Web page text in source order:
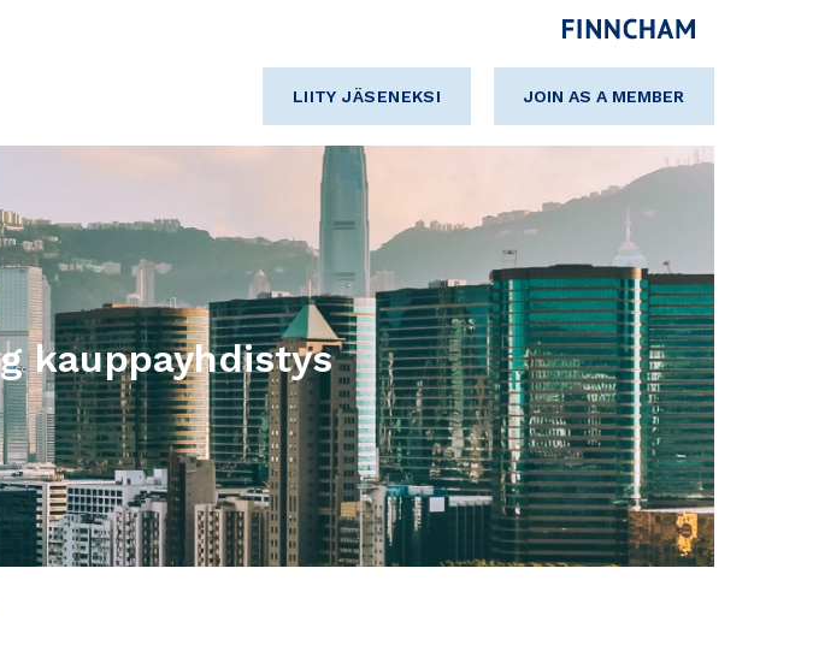
LIITY JÄSENEKSI JOIN AS A MEMBER
kauppayhdistys